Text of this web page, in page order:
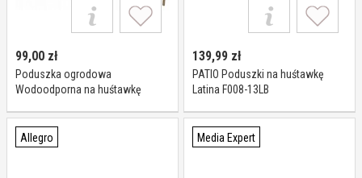
99,00 zł
Poduszka ogrodowa
Wodoodporna na huśtawkę
szt.
139,99 zł
PATIO Poduszki na huśtawkę
Latina F008-13LB
Allegro Media Expert